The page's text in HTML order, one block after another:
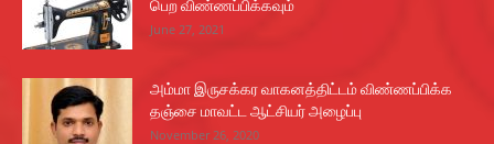
பெற விண்ணப்பிக்கவும்
June 27, 2021
அம்மா இருசக்கர வாகனத்திட்டம் விண்ணப்பிக்க
தஞ்சை மாவட்ட ஆட்சியர் அழைப்பு
November 26, 2020